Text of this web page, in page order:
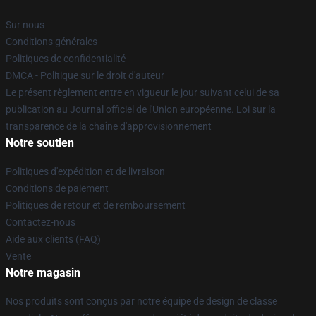
Sur nous
Conditions générales
Politiques de confidentialité
DMCA - Politique sur le droit d'auteur
Le présent règlement entre en vigueur le jour suivant celui de sa
publication au Journal officiel de l'Union européenne. Loi sur la
transparence de la chaîne d'approvisionnement
Notre soutien
Politiques d'expédition et de livraison
Conditions de paiement
Politiques de retour et de remboursement
Contactez-nous
Aide aux clients (FAQ)
Vente
Notre magasin
Nos produits sont conçus par notre équipe de design de classe